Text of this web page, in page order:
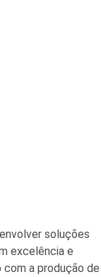
soluções
excelência e
a produção de